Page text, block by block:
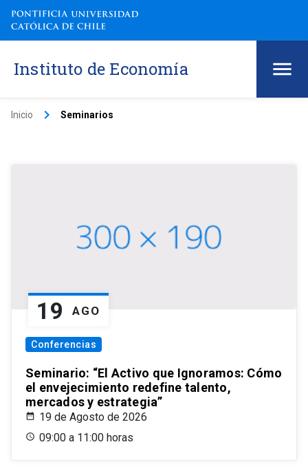
Instituto de Economía
Inicio keyboard_arrow_right Seminarios
19 AGO
Conferencias
Seminario: “El Activo que Ignoramos: Cómo
el envejecimiento redefine talento,
mercados y estrategia”
19 de Agosto de 2026
09:00 a 11:00 horas